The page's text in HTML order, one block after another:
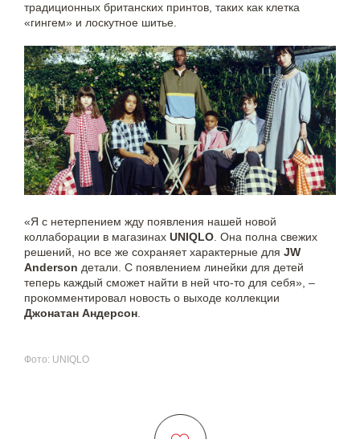
традиционных британских принтов, таких как клетка
«гингем» и лоскутное шитье.
«Я с нетерпением жду появления нашей новой
коллаборации в магазинах UNIQLO . Она полна свежих
решений, но все же сохраняет характерные для JW
Anderson детали. С появлением линейки для детей
теперь каждый сможет найти в ней что-то для себя», –
прокомментировал новость о выходе коллекции
Джонатан Андерсон
Фото: UNIQLO